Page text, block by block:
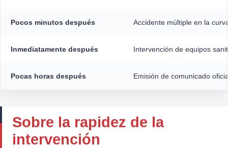
Pocos minutos después Accidente múltiple en la
Inmediatamente después Intervención de equipos
Pocas horas después Emisión de comunicado
Sobre la rapidez de la
intervención